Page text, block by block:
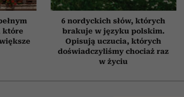
które
6 nordyckich słów, których
brakuje w języku polskim.
Opisują uczucia, których
doświadczyliśmy chociaż raz
w życiu